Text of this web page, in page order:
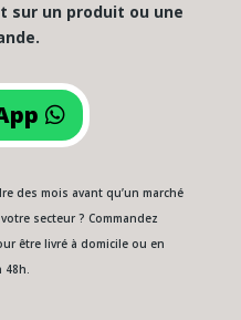
sur un produit ou une
des mois avant qu’un marché
secteur ? Commandez
être livré à domicile ou en
48h.